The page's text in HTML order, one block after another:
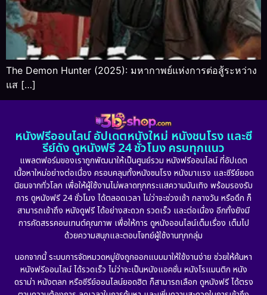
The Demon Hunter (2025): มหากาพย์แห่งการต่อสู้ระหว่าง
แส […]
หนังฟรีออนไลน์ อัปเดตหนังใหม่ หนังชนโรง และซี
รีย์ดัง ดูหนังฟรี 24 ชั่วโมง ครบทุกแนว
แพลตฟอร์มของเราถูกพัฒนาให้เป็นศูนย์รวม หนังฟรีออนไลน์ ที่อัปเดต
เนื้อหาใหม่อย่างต่อเนื่อง ครอบคลุมทั้งหนังชนโรง หนังมาแรง และซีรีย์ยอด
นิยมจากทั่วโลก เพื่อให้ผู้ใช้งานไม่พลาดทุกกระแสความบันเทิง พร้อมรองรับ
การ ดูหนังฟรี 24 ชั่วโมง ได้ตลอดเวลา ไม่ว่าจะช่วงเช้า กลางวัน หรือดึก ก็
สามารถเข้าถึง หนังดูฟรี ได้อย่างสะดวก รวดเร็ว และต่อเนื่อง อีกทั้งยังมี
การคัดสรรคอนเทนต์คุณภาพ เพื่อให้การ ดูหนังออนไลน์เต็มเรื่อง เต็มไป
ด้วยความสนุกและตอบโจทย์ผู้ใช้งานทุกกลุ่ม
นอกจากนี้ ระบบการจัดหมวดหมู่ยังถูกออกแบบมาให้ใช้งานง่าย ช่วยให้ค้นหา
หนังฟรีออนไลน์ ได้รวดเร็ว ไม่ว่าจะเป็นหนังแอคชั่น หนังโรแมนติก หนัง
ดราม่า หนังตลก หรือซีรีย์ออนไลน์ยอดฮิต ก็สามารถเลือก ดูหนังฟรี ได้ตรง